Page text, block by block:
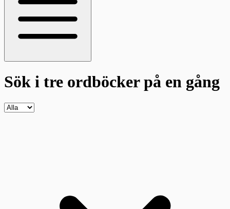
Sök i tre ordböckerpå en gång